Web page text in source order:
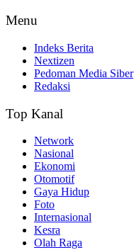
Menu
Indeks Berita
Nextizen
Pedoman Media Siber
Redaksi
Top Kanal
Network
Nasional
Ekonomi
Otomotif
Gaya Hidup
Foto
Internasional
Kesra
Olah Raga